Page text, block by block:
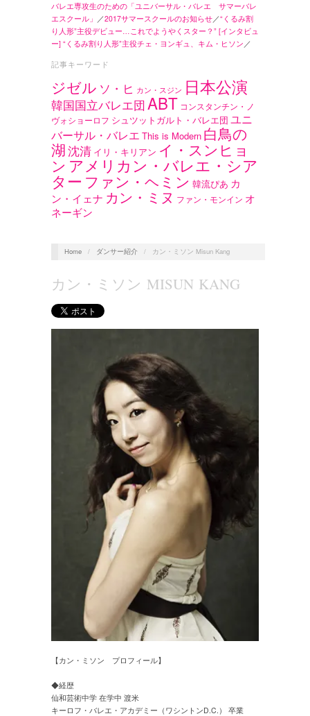
バレエ専攻生のための「ユニバーサル・バレエ サマーバレ
エスクール」 ／2017サマースクールのお知らせ／“くるみ割
り人形”主役デビュー…これでようやくスター？” [インタビュ
ー] “くるみ割り人形”主役チェ・ヨンギュ、キム・ヒソン ／
記事キーワード
ジゼル ソ・ヒ カン・スジン 日本公演
韓国国立バレエ団ABT コンスタンチン・ノ
ヴォショーロフ シュツットガルト・バレエ団 ユニ
バーサル・バレエ This is Modern 白鳥の
湖沈清 イリ・キリアン イ・スンヒョ
ン アメリカン・バレエ・シア
ター ファン・ヘミン 韓流ぴあ カ
ン・イェナ カン・ミヌ ファン・モンイン オ
ネーギン
Home / ダンサー紹介 / カン・ミソン Misun Kang
カン・ミソン MISUN KANG
【カン・ミソン プロフィール】
◆経歴
仙和芸術中学 在学中 渡米
キーロフ・バレエ・アカデミー（ワシントンD.C.） 卒業